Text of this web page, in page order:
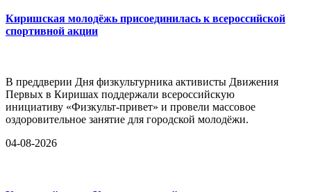
Киришская молодёжь присоединилась к всероссийской
спортивной акции
В преддверии Дня физкультурника активисты Движения
Первых в Киришах поддержали всероссийскую
инициативу «Физкульт-привет» и провели массовое
оздоровительное занятие для городской молодёжи.
04-08-2026